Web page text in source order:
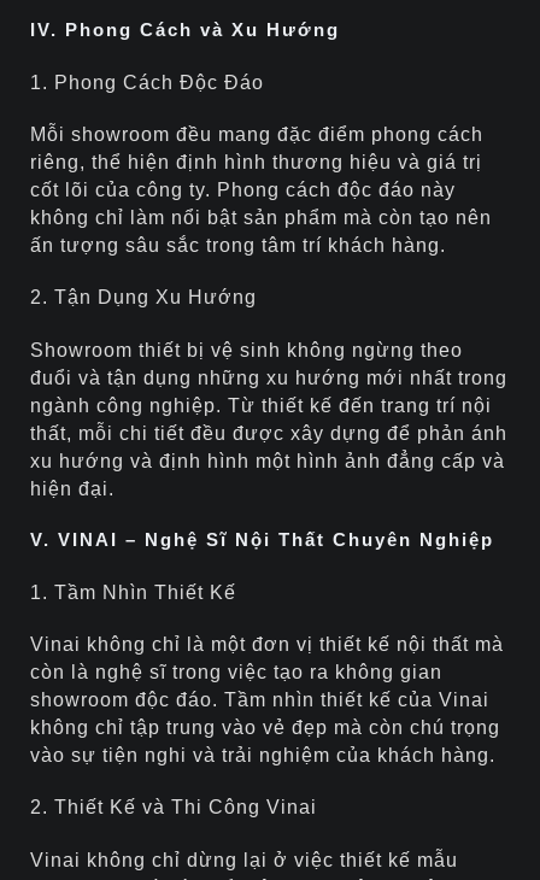
IV. Phong Cách và Xu Hướng
1. Phong Cách Độc Đáo
Mỗi showroom đều mang đặc điểm phong cách
riêng, thể hiện định hình thương hiệu và giá trị
cốt lõi của công ty. Phong cách độc đáo này
không chỉ làm nổi bật sản phẩm mà còn tạo nên
ấn tượng sâu sắc trong tâm trí khách hàng.
2. Tận Dụng Xu Hướng
Showroom thiết bị vệ sinh không ngừng theo
đuổi và tận dụng những xu hướng mới nhất trong
ngành công nghiệp. Từ thiết kế đến trang trí nội
thất, mỗi chi tiết đều được xây dựng để phản ánh
xu hướng và định hình một hình ảnh đẳng cấp và
hiện đại.
V. VINAI – Nghệ Sĩ Nội Thất Chuyên Nghiệp
1. Tầm Nhìn Thiết Kế
Vinai không chỉ là một đơn vị thiết kế nội thất mà
còn là nghệ sĩ trong việc tạo ra không gian
showroom độc đáo. Tầm nhìn thiết kế của Vinai
không chỉ tập trung vào vẻ đẹp mà còn chú trọng
vào sự tiện nghi và trải nghiệm của khách hàng.
2. Thiết Kế và Thi Công Vinai
Vinai không chỉ dừng lại ở việc thiết kế mẫu